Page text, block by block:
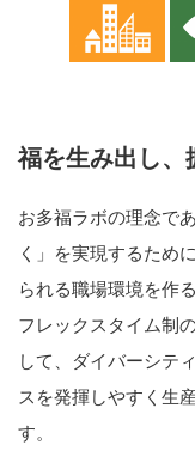
福を生み出し、
お多福ラボの理念で
く」を実現するため
られる職場環境を作
フレックスタイム制
して、ダイバーシテ
スを発揮しやすく生
す。